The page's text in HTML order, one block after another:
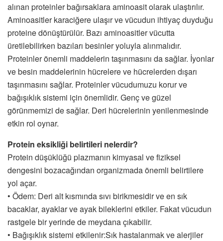
alınan proteinler bağırsaklara aminoasit olarak ulaştırılır.
Aminoasitler karaciğere ulaşır ve vücudun ihtiyaç duyduğu
proteine dönüştürülür. Bazı aminoasitler vücutta
üretilebilirken bazıları besinler yoluyla alınmalıdır.
Proteinler önemli maddelerin taşınmasını da sağlar. İyonlar
ve besin maddelerinin hücrelere ve hücrelerden dışarı
taşınmasını sağlar. Proteinler vücudumuzu korur ve
bağışıklık sistemi için önemlidir. Genç ve güzel
görünmemizi de sağlar. Deri hücrelerinin yenilenmesinde
etkin rol oynar.
Protein eksikliği belirtileri nelerdir?
Protein düşüklüğü plazmanın kimyasal ve fiziksel
dengesini bozacağından organizmada önemli belirtilere
yol açar.
• Ödem: Deri alt kısmında sıvı birikmesidir ve en sık
bacaklar, ayaklar ve ayak bileklerini etkiler. Fakat vücudun
rastgele bir yerinde de meydana çıkabilir.
• Bağışıklık sistemi etkilenir:Sık hastalanmak ve alerjiler